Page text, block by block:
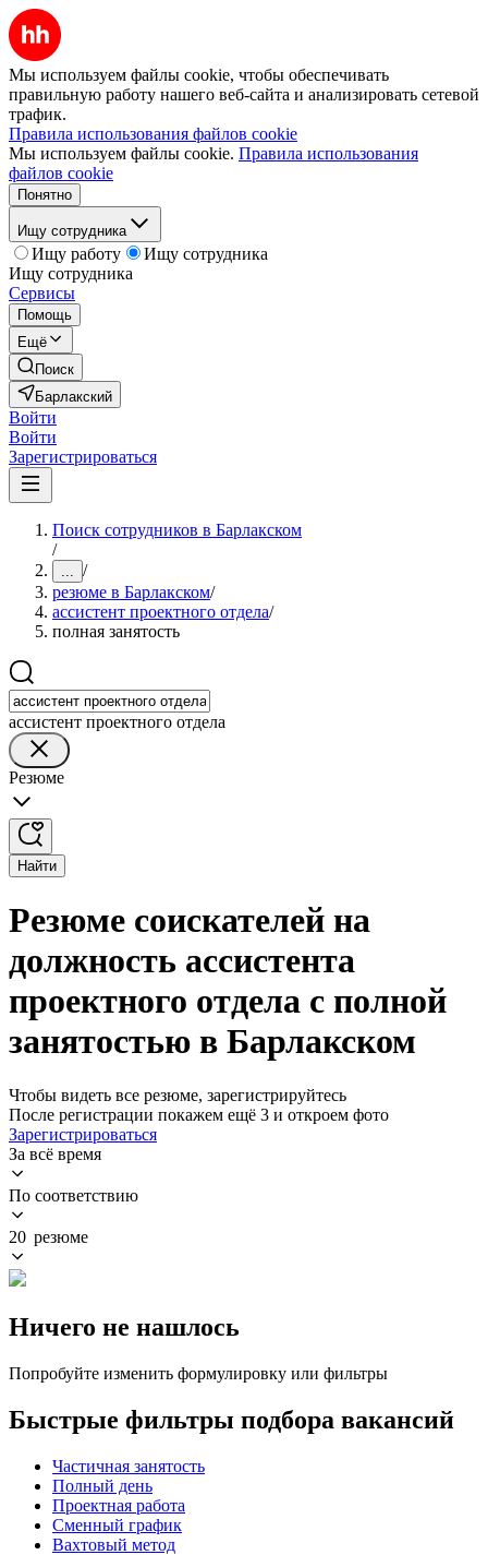
Мы используем файлы cookie, чтобы обеспечивать
правильную работу нашего веб-сайта и анализировать сетевой
трафик.
Правила использования файлов cookie
Мы используем файлы cookie. Правила использования
файлов cookie
Понятно
Ищу сотрудника
Ищу работу
Ищу сотрудника
Ищу сотрудника
Сервисы
Помощь
Ещё
Поиск
Барлакский
Войти
Войти
Зарегистрироваться
Поиск сотрудников в Барлакском
/
... /
резюме в Барлакском/
ассистент проектного отдела/
полная занятость
ассистент проектного отдела
Резюме
Найти
Резюме соискателей на
должность ассистента
проектного отдела с полной
занятостью в Барлакском
Чтобы видеть все резюме, зарегистрируйтесь
После регистрации покажем ещё 3 и откроем фото
Зарегистрироваться
За всё время
По соответствию
20 резюме
Ничего не нашлось
Попробуйте изменить формулировку или фильтры
Быстрые фильтры подбора вакансий
Частичная занятость
Полный день
Проектная работа
Сменный график
Вахтовый метод